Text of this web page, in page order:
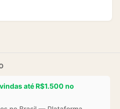
até R$1.500 no